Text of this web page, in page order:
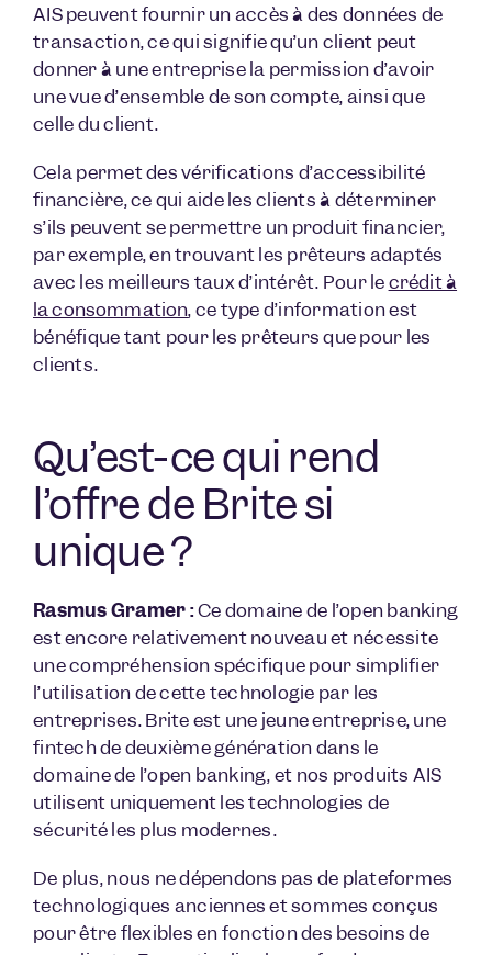
AIS peuvent fournir un accès à des données de
transaction, ce qui signifie qu’un client peut
donner à une entreprise la permission d’avoir
une vue d’ensemble de son compte, ainsi que
celle du client.
Cela permet des vérifications d’accessibilité
financière, ce qui aide les clients à déterminer
s’ils peuvent se permettre un produit financier,
par exemple, en trouvant les prêteurs adaptés
avec les meilleurs taux d’intérêt. Pour lecrédit à
la consommation, ce type d’information est
bénéfique tant pour les prêteurs que pour les
clients.
Qu’est-ce qui rend
l’offre de Brite si
unique ?
Rasmus Gramer :Ce domaine de l’open banking
est encore relativement nouveau et nécessite
une compréhension spécifique pour simplifier
l’utilisation de cette technologie par les
entreprises. Brite est une jeune entreprise, une
fintech de deuxième génération dans le
domaine de l’open banking, et nos produits AIS
utilisent uniquement les technologies de
sécurité les plus modernes.
De plus, nous ne dépendons pas de plateformes
technologiques anciennes et sommes conçus
pour être flexibles en fonction des besoins de